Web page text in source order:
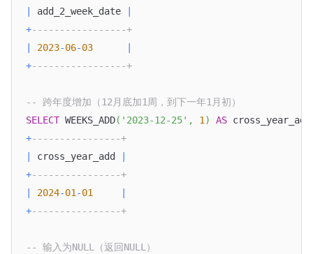
add_2_week_date
+-----------------+
2023-06-03
+-----------------+
-- 跨年度增加（12月底加1周，到下一年1月初）
SELECT WEEKS_ADD( '2023-12-25' , 1 ) AS cross_year_add
+----------------+
cross_year_add
+----------------+
2024-01 -01
+----------------+
-- 输入为NULL（返回NULL）